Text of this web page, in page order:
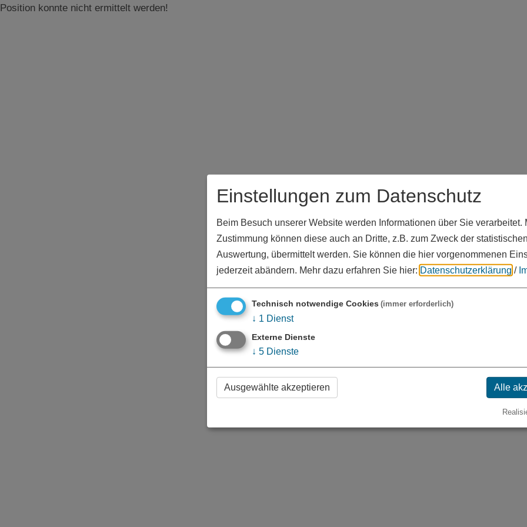
Position konnte nicht ermittelt werden!
Einstellungen zum Datenschutz
Beim Besuch unserer Website werden Informationen über Sie verarbeitet.
Zustimmung können diese auch an Dritte, z.B. zum Zweck der statistischen
Auswertung, übermittelt werden. Sie können die hier vorgenommenen
jederzeit abändern. Mehr dazu erfahren Sie hier: Datenschutzerklärung /
Technisch notwendige Cookies (immer erforderlich)
↓ 1 Dienst
Externe Dienste
↓ 5 Dienste
Ausgewählte akzeptieren Alle